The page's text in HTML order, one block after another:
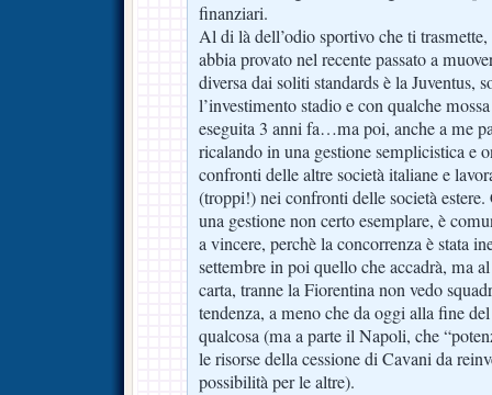
finanziari.
Al di là dell’odio sportivo che ti
abbia provato nel recente passato a
diversa dai soliti standards è la Juventus,
l’investimento stadio e con qualche
eseguita 3 anni fa…ma poi, anche a me
ricalando in una gestione semplicistica e
confronti delle altre società italiane e
(troppi!) nei confronti delle società
una gestione non certo esemplare, è
a vincere, perchè la concorrenza è stata
settembre in poi quello che accadrà, ma
carta, tranne la Fiorentina non vedo
tendenza, a meno che da oggi alla fine
qualcosa (ma a parte il Napoli, che
le risorse della cessione di Cavani da
possibilità per le altre).